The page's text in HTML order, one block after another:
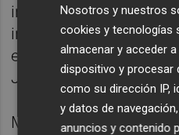
instalaciones por parte
informáticos que se
empresa tras la
Juzgado de lo
Mediante un
Nosotros y nuestros
cookies y tecnologías
almacenar y acceder
dispositivo y procesar
como su dirección IP,
y datos de
anuncios y contenido